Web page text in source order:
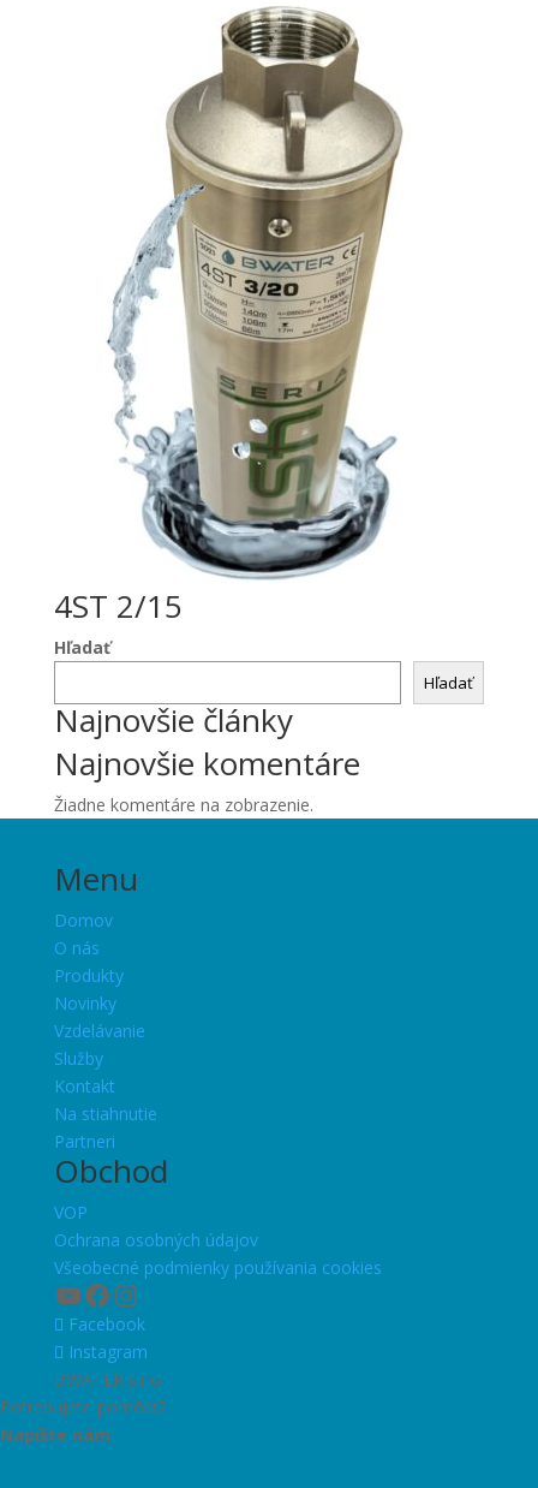
4ST 2/15
Hľadať
Hľadať
Najnovšie články
Najnovšie komentáre
Žiadne komentáre na zobrazenie.
Menu
Domov
O nás
Produkty
Novinky
Vzdelávanie
Služby
Kontakt
Na stiahnutie
Partneri
Obchod
VOP
Ochrana osobných údajov
Všeobecné podmienky používania cookies
YouTube
Facebook
Instagram
Facebook
Instagram
BWATER s.r.o.
Potrebujete pomôcť?
Napíšte nám